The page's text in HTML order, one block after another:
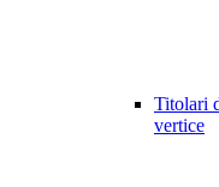
Titolari
vertice